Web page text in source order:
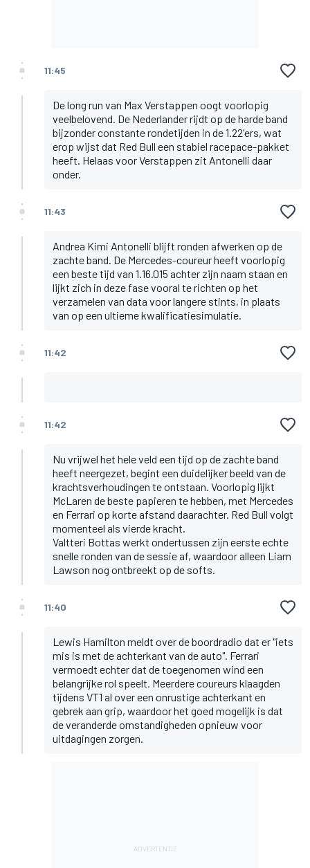
11:45
De long run van Max Verstappen oogt voorlopig
veelbelovend. De Nederlander rijdt op de harde band
bijzonder constante rondetijden in de 1.22'ers, wat
erop wijst dat Red Bull een stabiel racepace-pakket
heeft. Helaas voor Verstappen zit Antonelli daar
onder.
11:43
Andrea Kimi Antonelli blijft ronden afwerken op de
zachte band. De Mercedes-coureur heeft voorlopig
een beste tijd van 1.16.015 achter zijn naam staan en
lijkt zich in deze fase vooral te richten op het
verzamelen van data voor langere stints, in plaats
van op een ultieme kwalificatiesimulatie.
11:42
11:42
Nu vrijwel het hele veld een tijd op de zachte band
heeft neergezet, begint een duidelijker beeld van de
krachtsverhoudingen te ontstaan. Voorlopig lijkt
McLaren de beste papieren te hebben, met Mercedes
en Ferrari op korte afstand daarachter. Red Bull volgt
momenteel als vierde kracht.
Valtteri Bottas werkt ondertussen zijn eerste echte
snelle ronden van de sessie af, waardoor alleen Liam
Lawson nog ontbreekt op de softs.
11:40
Lewis Hamilton meldt over de boordradio dat er "iets
mis is met de achterkant van de auto". Ferrari
vermoedt echter dat de toegenomen wind een
belangrijke rol speelt. Meerdere coureurs klaagden
tijdens VT1 al over een onrustige achterkant en
gebrek aan grip, waardoor het goed mogelijk is dat
de veranderde omstandigheden opnieuw voor
uitdagingen zorgen.